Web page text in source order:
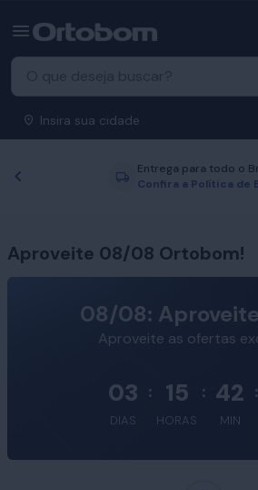
Insira sua cidade
Entrega para todo o
Confira a Política de
Anterior
Aproveite 08/08 Ortobom!
08/08:
Aproveite as ofertas
03
DIAS
: 15
HORAS
: 42
MIN
: